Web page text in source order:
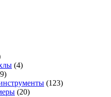
(4)
(123)
(20)